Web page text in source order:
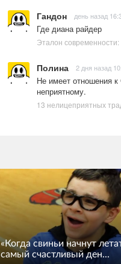
Гандон день назад
Где диана райдер
Полина 2 дня назад
Не имеет отношения к
неприятному.
«Когда свиньи начнут
самый счастливый ден...